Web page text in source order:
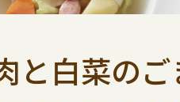
と白菜の